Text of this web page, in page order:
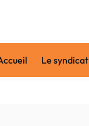
Le syndicat